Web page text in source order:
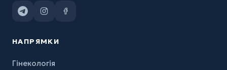
НАПРЯМКИ
Гінекологія